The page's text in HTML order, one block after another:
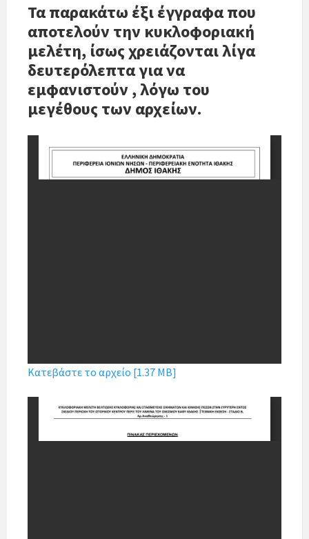
Τα παρακάτω έξι έγγραφα που
αποτελούν την κυκλοφοριακή
μελέτη, ίσως χρειάζονται λίγα
δευτερόλεπτα για να
εμφανιστούν , λόγω του
μεγέθους των αρχείων.
Κατεβάστε το αρχείο [1.37 MB]